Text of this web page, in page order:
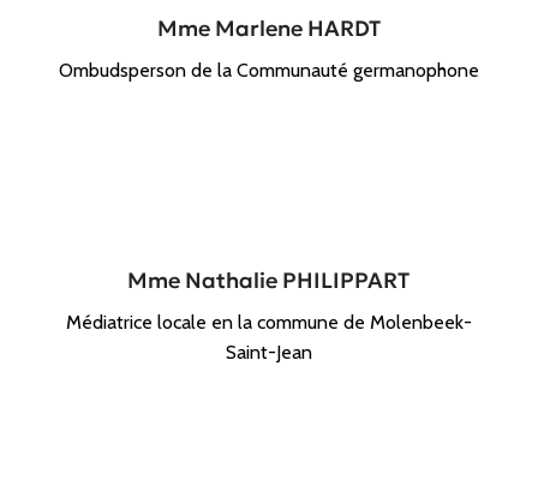
Mme Marlene HARDT
Ombudsperson de la Communauté germanophone
Mme Nathalie PHILIPPART
Médiatrice locale en la commune de Molenbeek-
Saint-Jean